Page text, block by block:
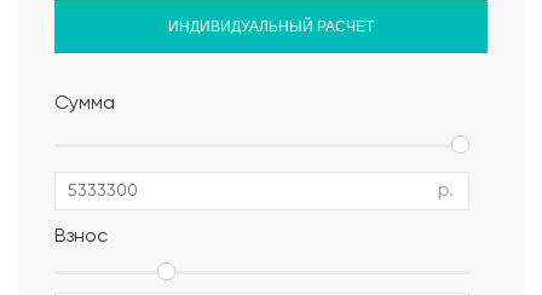
ИНДИВИДУАЛЬНЫЙ РАСЧЕТ
Сумма
р.
Взнос